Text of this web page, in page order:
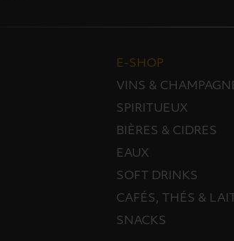
E-SHOP
VINS &
SPIRITUEUX
BIÈRES & CIDRES
EAUX
SOFT DRINKS
CAFÉS, THÉS &
SNACKS